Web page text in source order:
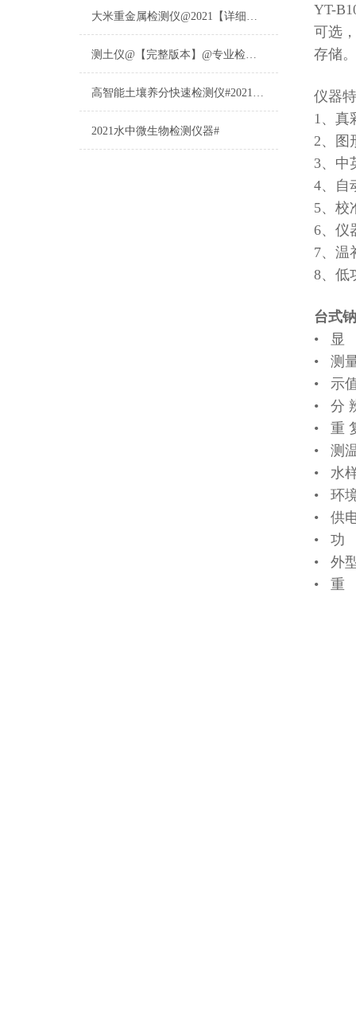
大米重金属检测仪@2021【详细版本】@专业检测大米重金属仪器仪表
测土仪@【完整版本】@专业检测土壤的仪器仪表
高智能土壤养分快速检测仪#2021【土壤养分检测专用仪器仪表】
2021水中微生物检测仪器#
YT-
可选
存储。
仪器
1、真
2、图
3、中
4、自
5、校
6、仪
7、温
8、低
台式
• 显
• 测
• 示
• 分
• 重
• 测
• 水
• 环
• 供
• 功
• 外
• 重